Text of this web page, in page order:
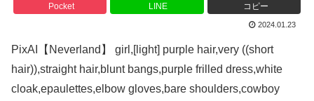
Pocket LINE コピー
2024.01.23
PixAI【Neverland】 girl,[light] purple hair,very ((short
hair)),straight hair,blunt bangs,purple frilled dress,white
cloak,epaulettes,elbow gloves,bare shoulders,cowboy